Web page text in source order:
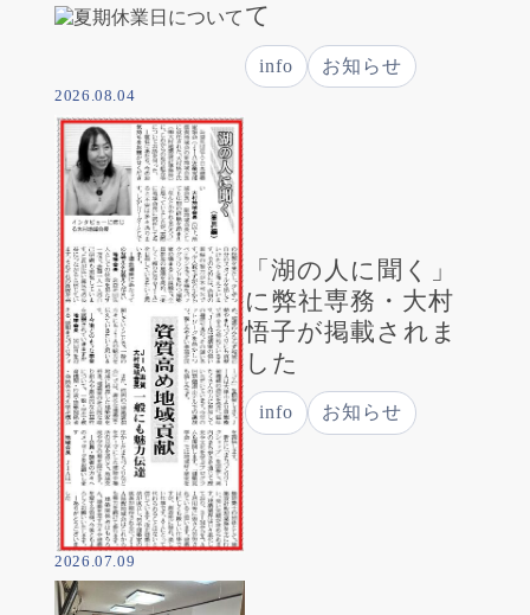
て
info お知らせ
2026.08.04
「湖の人に聞く」
に弊社専務・大村
悟子が掲載されま
した
info お知らせ
2026.07.09